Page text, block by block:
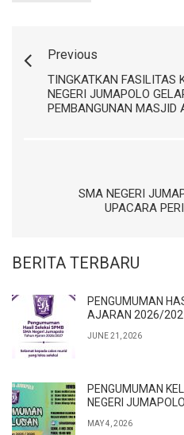
Previous
TINGKATKAN FASILITAS
NEGERI JUMAPOLO
PEMBANGUNAN MASJID
SMA NEGERI
UPACARA
BERITA TERBARU
PENGUMUMAN
AJARAN 2026/
JUNE 21, 2026
PENGUMUMAN
NEGERI
MAY 4, 2026